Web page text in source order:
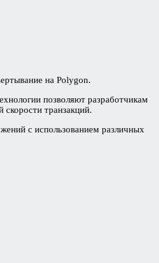
на Polygon.
позволяют разработчикам
транзакций.
с использованием различных